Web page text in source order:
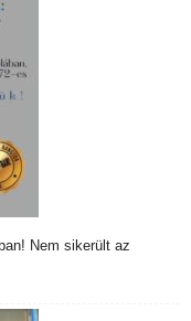
Nem sikerült az